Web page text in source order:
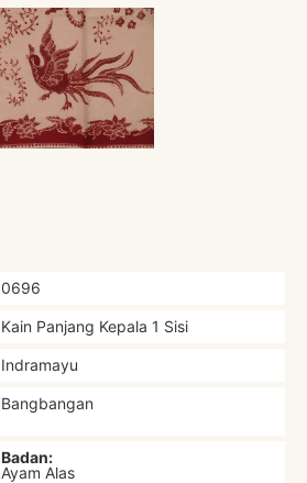
0696
Kain Panjang Kepala 1 Sisi
Indramayu
Bangbangan
Badan:
Ayam Alas